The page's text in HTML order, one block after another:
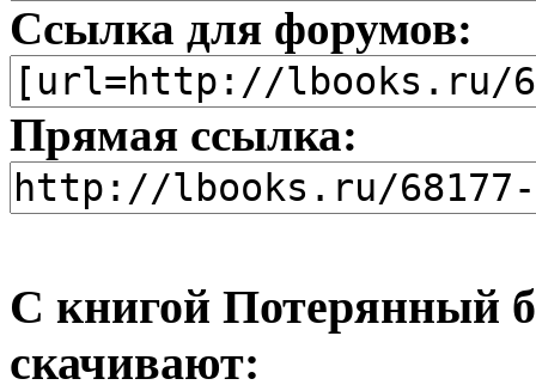
Ссылка для форумов:
Прямая ссылка:
С книгой Потерянный
скачивают: